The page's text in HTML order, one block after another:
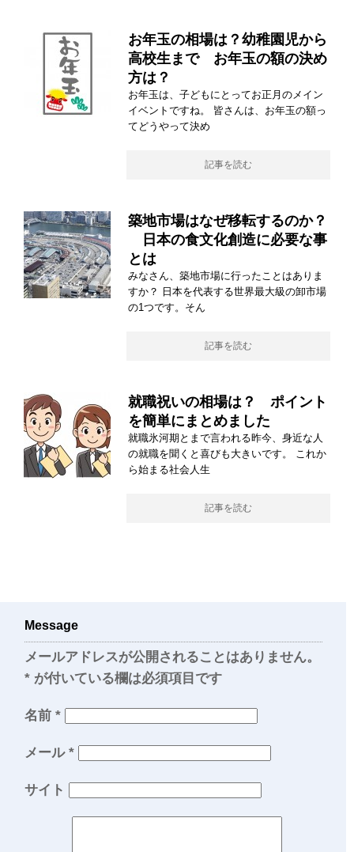
お年玉の相場は？幼稚園児から
高校生まで お年玉の額の決め
方は？
お年玉は、子どもにとってお正月のメイン
イベントですね。 皆さんは、お年玉の額っ
てどうやって決め
記事を読む
築地市場はなぜ移転するのか？
日本の食文化創造に必要な事
とは
みなさん、築地市場に行ったことはありま
すか？ 日本を代表する世界最大級の卸市場
の1つです。そん
記事を読む
就職祝いの相場は？ ポイント
を簡単にまとめました
就職氷河期とまで言われる昨今、身近な人
の就職を聞くと喜びも大きいです。 これか
ら始まる社会人生
記事を読む
Message
メールアドレスが公開されることはありません。
* が付いている欄は必須項目です
名前 *
メール *
サイト